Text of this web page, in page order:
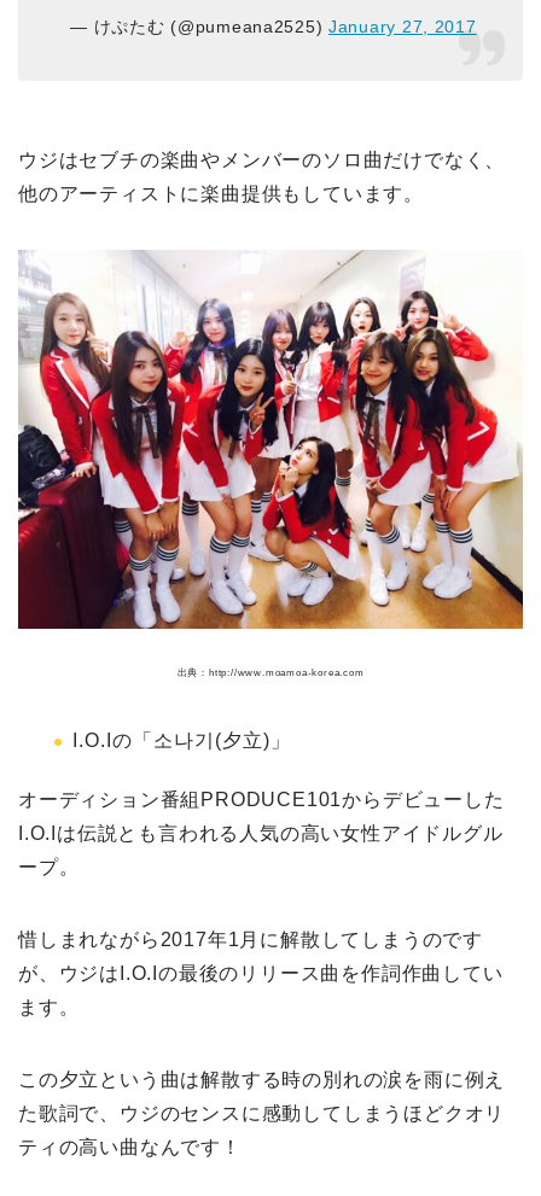
— けぷたむ (@pumeana2525)January 27, 2017
ウジはセブチの楽曲やメンバーのソロ曲だけでなく、
他のアーティストに楽曲提供もしています。
出典：http://www.moamoa-korea.com
I.O.Iの「소나기(夕立)」
オーディション番組PRODUCE101からデビューした
I.O.Iは伝説とも言われる人気の高い女性アイドルグル
ープ。
惜しまれながら2017年1月に解散してしまうのです
が、ウジはI.O.Iの最後のリリース曲を作詞作曲してい
ます。
この夕立という曲は解散する時の別れの涙を雨に例え
た歌詞で、ウジのセンスに感動してしまうほどクオリ
ティの高い曲なんです！